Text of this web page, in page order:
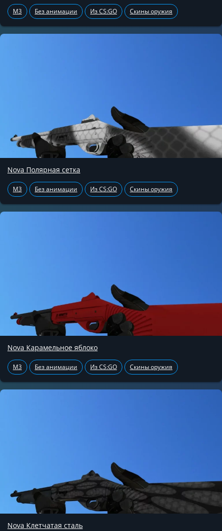
M3 Без анимации Из CS:GO Скины оружия
Nova Полярная сетка
M3 Без анимации Из CS:GO Скины оружия
Nova Карамельное яблоко
M3 Без анимации Из CS:GO Скины оружия
Nova Клетчатая сталь